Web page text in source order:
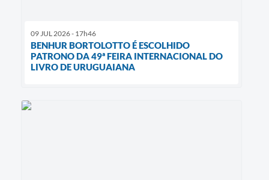
09 JUL 2026 - 17h46
BENHUR BORTOLOTTO É ESCOLHIDO
PATRONO DA 49ª FEIRA INTERNACIONAL DO
LIVRO DE URUGUAIANA